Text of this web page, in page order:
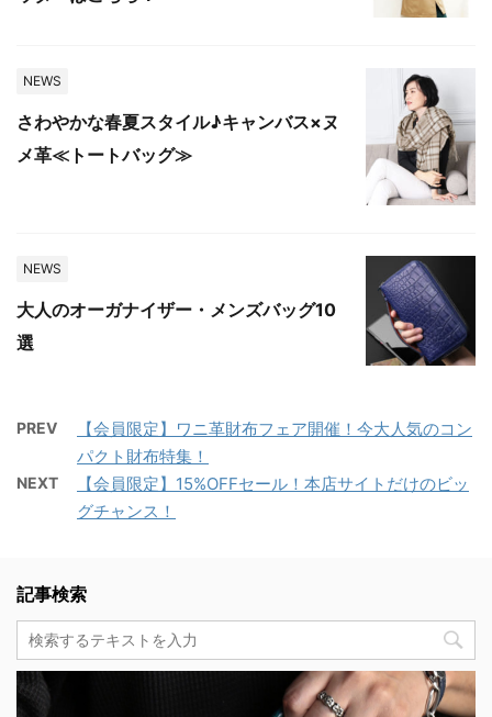
NEWS
さわやかな春夏スタイル♪キャンバス×ヌ
メ革≪トートバッグ≫
NEWS
大人のオーガナイザー・メンズバッグ10
選
PREV
【会員限定】ワニ革財布フェア開催！今大人気のコン
パクト財布特集！
NEXT
【会員限定】15%OFFセール！本店サイトだけのビッ
グチャンス！
記事検索